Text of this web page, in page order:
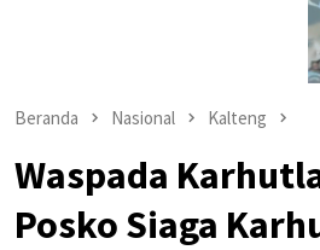
Beranda Nasional Kalteng
Waspada
Posko Siaga